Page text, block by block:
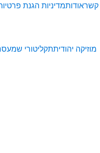
קשראודותמדיניות הגנת
מוזיקה יהודיתתקליטורי שמע